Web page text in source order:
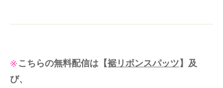
こちらの無料配信は 【裾リボンスパッツ 】 及
び、